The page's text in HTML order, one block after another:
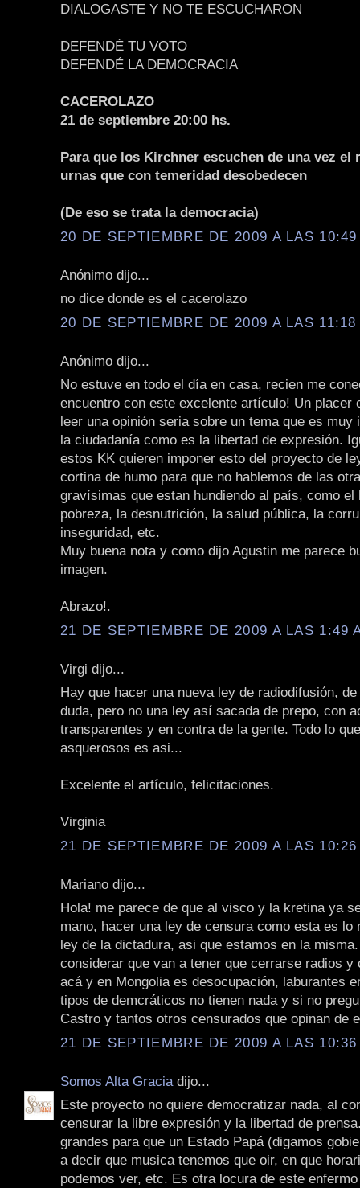
DIALOGASTE Y NO TE ESCUCHARON
DEFENDÉ TU VOTO
DEFENDÉ LA DEMOCRACIA
CACEROLAZO
21 de septiembre 20:00 hs.
Para que los Kirchner escuchen de una vez el
urnas que con temeridad desobedecen
(De eso se trata la democracia)
20 DE SEPTIEMBRE DE 2009 A LAS 10:49
Anónimo dijo...
no dice donde es el cacerolazo
20 DE SEPTIEMBRE DE 2009 A LAS 11:18
Anónimo dijo...
No estuve en todo el día en casa, recien me
encuentro con este excelente artículo! Un placer
leer una opinión seria sobre un tema que es muy
la ciudadanía como es la libertad de expresión.
estos KK quieren imponer esto del proyecto de
cortina de humo para que no hablemos de las
gravísimas que estan hundiendo al país, como el
pobreza, la desnutrición, la salud pública, la
inseguridad, etc.
Muy buena nota y como dijo Agustin me parece
imagen.
Abrazo!.
21 DE SEPTIEMBRE DE 2009 A LAS 1:49
Virgi dijo...
Hay que hacer una nueva ley de radiodifusión,
duda, pero no una ley así sacada de prepo, con
transparentes y en contra de la gente. Todo lo
asquerosos es asi...
Excelente el artículo, felicitaciones.
Virginia
21 DE SEPTIEMBRE DE 2009 A LAS
Mariano dijo...
Hola! me parece de que al visco y la kretina ya
mano, hacer una ley de censura como esta es lo
ley de la dictadura, asi que estamos en la
considerar que van a tener que cerrarse radios y
acá y en Mongolia es desocupación, laburantes
tipos de demcráticos no tienen nada y si no
Castro y tantos otros censurados que opinan de
21 DE SEPTIEMBRE DE 2009 A LAS
Somos Alta Gracia dijo...
Este proyecto no quiere democratizar nada, al
censurar la libre expresión y la libertad de
grandes para que un Estado Papá (digamos
a decir que musica tenemos que oir, en que
podemos ver, etc. Es otra locura de este